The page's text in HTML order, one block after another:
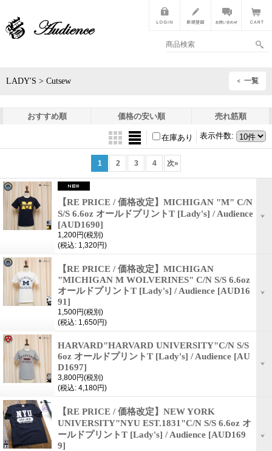
LADY'S > Cutsew 一覧
おすすめ順 価格の安い順 売れ筋順
表示件数:
在庫あり
1 2 3 4 次»
【RE PRICE / 価格改定】MICHIGAN "M" C/N
S/S 6.6oz オールドプリントT [Lady's] / Audience
[AUD1690]
1,200円(税別)
(税込: 1,320円)
【RE PRICE / 価格改定】MICHIGAN
"MICHIGAN M WOLVERINES" C/N S/S 6.6oz
オールドプリントT [Lady's] / Audience [AUD16
91]
1,500円(税別)
(税込: 1,650円)
HARVARD"HARVARD UNIVERSITY"C/N S/S
6oz オールドプリントT [Lady's] / Audience [AU
D1697]
3,800円(税別)
(税込: 4,180円)
【RE PRICE / 価格改定】NEW YORK
UNIVERSITY"NYU EST.1831"C/N S/S 6.6oz オ
ールドプリントT [Lady's] / Audience [AUD169
9]